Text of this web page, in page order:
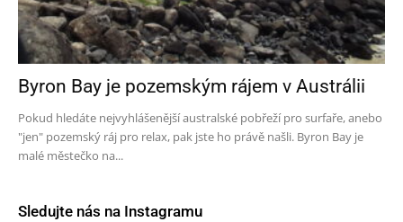
Byron Bay je pozemským rájem v Austrálii
Pokud hledáte nejvyhlášenější australské pobřeží pro surfaře, anebo
"jen" pozemský ráj pro relax, pak jste ho právě našli. Byron Bay je
malé městečko na...
Sledujte nás na Instagramu